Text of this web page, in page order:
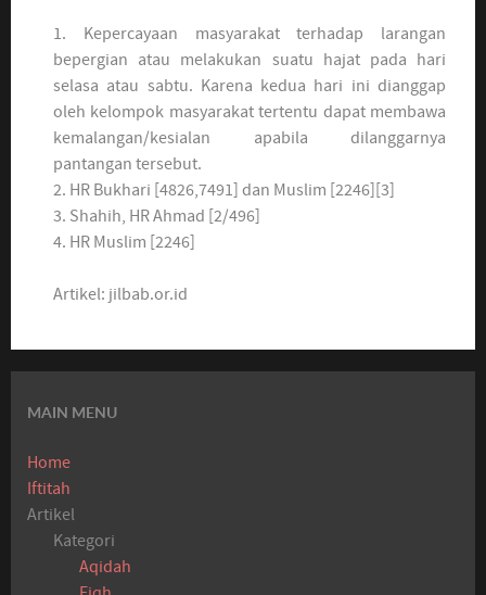
1. Kepercayaan masyarakat terhadap larangan
bepergian atau melakukan suatu hajat pada hari
selasa atau sabtu. Karena kedua hari ini dianggap
oleh kelompok masyarakat tertentu dapat membawa
kemalangan/kesialan apabila dilanggarnya
pantangan tersebut.
2. HR Bukhari [4826,7491] dan Muslim [2246][3]
3. Shahih, HR Ahmad [2/496]
4. HR Muslim [2246]
Artikel: jilbab.or.id
MAIN MENU
Home
Iftitah
Artikel
Kategori
Aqidah